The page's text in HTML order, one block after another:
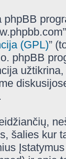
(GPL)”
phpBB
.
šalies kur